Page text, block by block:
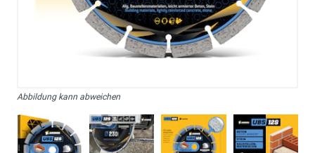
Abbildung kann abweichen